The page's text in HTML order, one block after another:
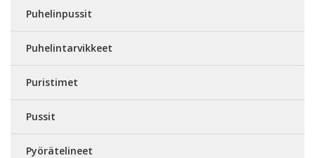
Puhelinpussit
Puhelintarvikkeet
Puristimet
Pussit
Pyörätelineet